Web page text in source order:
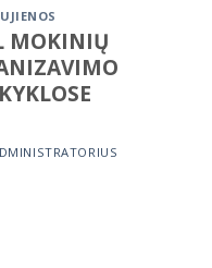
MOKINIŲ